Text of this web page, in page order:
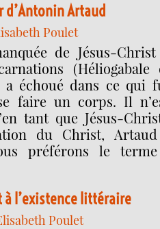
d’Antonin Artaud
Poulet
de Jésus-
(Héliogabale
échoué dans ce qui
faire un corps. Il
tant que Jésus-
du Christ,
préférons le
l’existence littéraire
Poulet